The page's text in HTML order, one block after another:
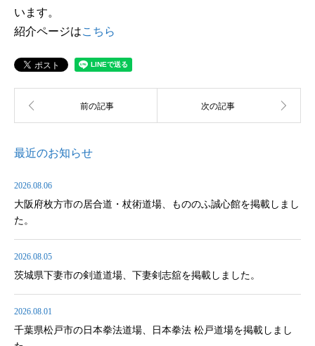
います。
紹介ページはこちら
最近のお知らせ
2026.08.06
大阪府枚方市の居合道・杖術道場、もののふ誠心館を掲載しまし
た。
2026.08.05
茨城県下妻市の剣道道場、下妻剣志舘を掲載しました。
2026.08.01
千葉県松戸市の日本拳法道場、日本拳法 松戸道場を掲載しまし